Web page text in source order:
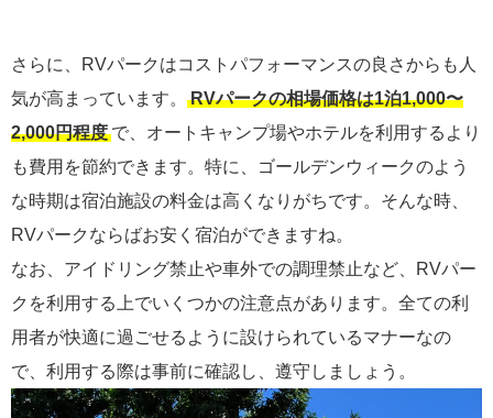
さらに、RVパークはコストパフォーマンスの良さからも人
気が高まっています。
RVパークの相場価格は1泊1,000〜
2,000円程度 で、オートキャンプ場やホテルを利用するより
も費用を節約できます。特に、ゴールデンウィークのよう
な時期は宿泊施設の料金は高くなりがちです。そんな時、
RVパークならばお安く宿泊ができますね。
なお、アイドリング禁止や車外での調理禁止など、RVパー
クを利用する上でいくつかの注意点があります。全ての利
用者が快適に過ごせるように設けられているマナーなの
で、利用する際は事前に確認し、遵守しましょう。